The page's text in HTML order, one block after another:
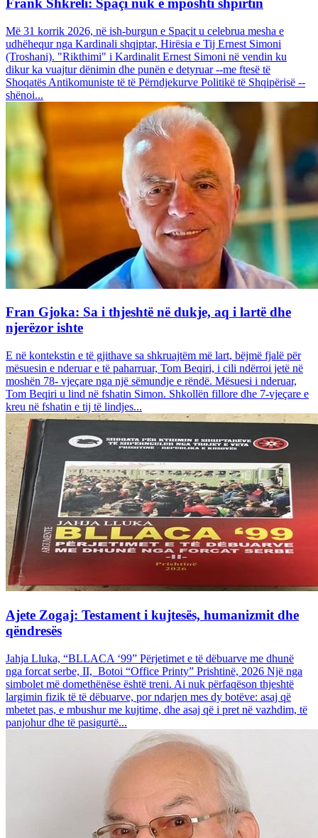
Frank Shkreli: Spaçi nuk e mposhti shpirtin
Më 31 korrik 2026, në ish-burgun e Spaçit u celebrua mesha e
udhëhequr nga Kardinali shqiptar, Hirësia e Tij Ernest Simoni
(Troshani). "Rikthimi" i Kardinalit Ernest Simoni në vendin ku
dikur ka vuajtur dënimin dhe punën e detyruar --me ftesë të
Shoqatës Antikomuniste të të Përndjekurve Politikë të Shqipërisë --
shënoi...
Fran Gjoka: Sa i thjeshtë në dukje, aq i lartë dhe
njerëzor ishte
E në kontekstin e të gjithave sa shkruajtëm më lart, bëjmë fjalë për
mësuesin e nderuar e të paharruar, Tom Beqiri, i cili ndërroi jetë në
moshën 78- vjeçare nga një sëmundje e rëndë. Mësuesi i nderuar,
Tom Beqiri u lind në fshatin Simon. Shkollën fillore dhe 7-vjeçare e
kreu në fshatin e tij të lindjes...
Ajete Zogaj: Testament i kujtesës, humanizmit dhe
qëndresës
Jahja Lluka, “BLLACA ‘99” Përjetimet e të dëbuarve me dhunë
nga forcat serbe, II, Botoi “Office Printy” Prishtinë, 2026 Një nga
simbolet më domethënëse është treni. Ai nuk përfaqëson thjeshtë
largimin fizik të të dëbuarve, por ndarjen mes dy botëve: asaj që
mbetet pas, e mbushur me kujtime, dhe asaj që i pret në vazhdim, të
panjohur dhe të pasigurtë...